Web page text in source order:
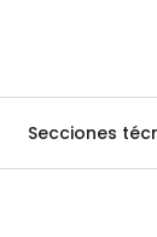
Secciones